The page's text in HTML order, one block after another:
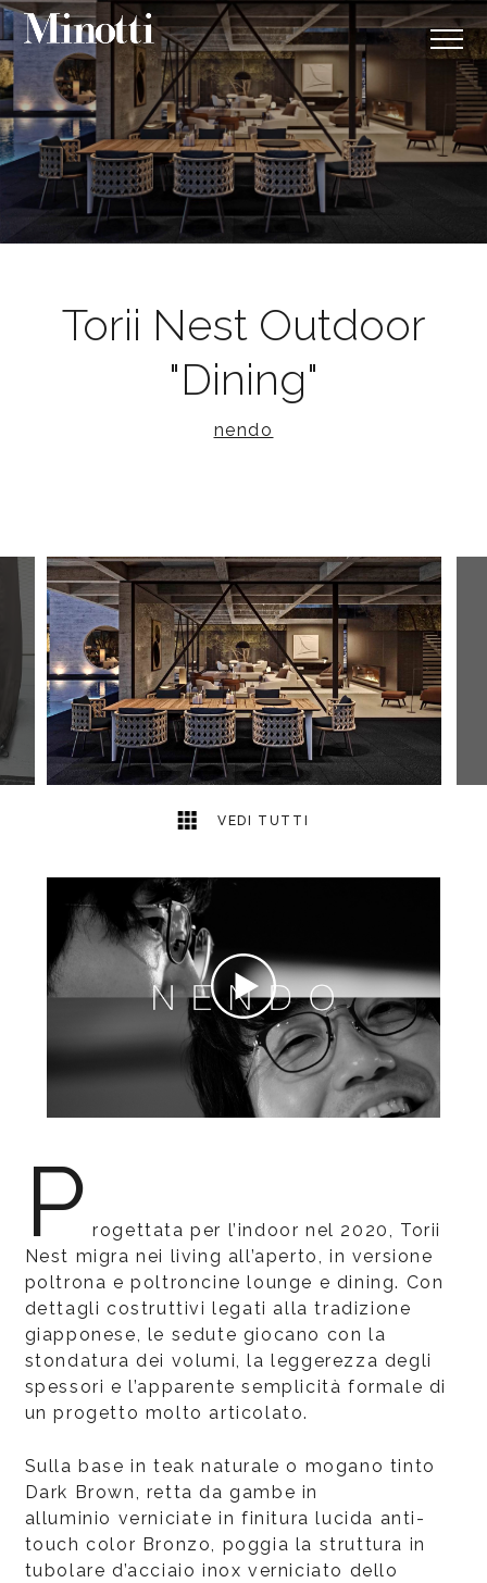
Torii Nest Outdoor
"Dining"
nendo
VEDI TUTTI
P rogettata per l’indoor nel 2020, Torii
Nest migra nei living all’aperto, in versione
poltrona e poltroncine lounge e dining. Con
dettagli costruttivi legati alla tradizione
giapponese, le sedute giocano con la
stondatura dei volumi, la leggerezza degli
spessori e l’apparente semplicità formale di
un progetto molto articolato.
Sulla base in teak naturale o mogano tinto
Dark Brown, retta da gambe in
alluminio verniciate in finitura lucida anti-
touch color Bronzo, poggia la struttura in
tubolare d’acciaio inox verniciato dello